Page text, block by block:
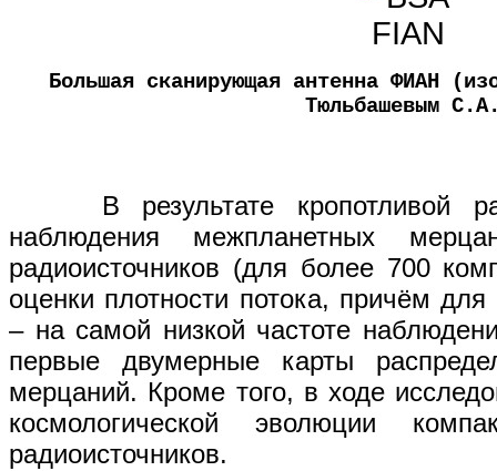
Большая сканирующая антенна ФИАН
Тюльбашевым
В результате кропотливой
наблюдения межпланетных
радиоисточников (для более 700
оценки плотности потока, причём
– на самой низкой частоте
первые двумерные карты
мерцаний. Кроме того, в ходе
космологической эволюции
радиоисточников.